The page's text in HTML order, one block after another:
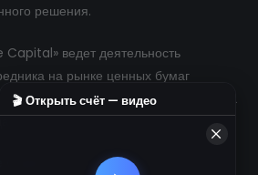
🎬 Открыть счёт — видео
решения.
ведет деятельность
на рынке ценных бумаг
в соответствии с лицензией №060102